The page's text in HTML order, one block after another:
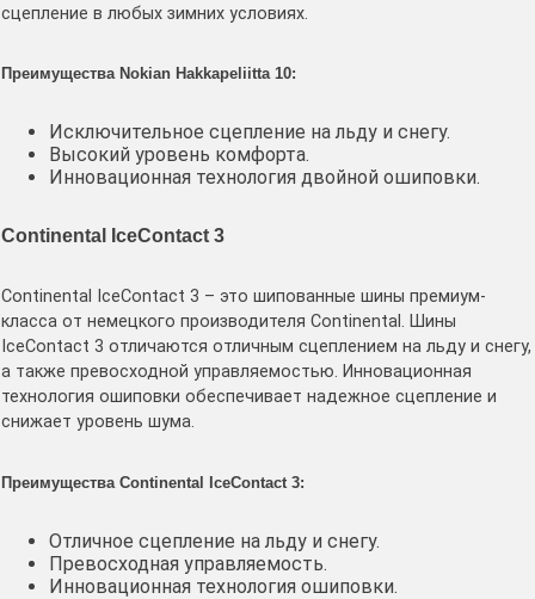
сцепление в любых зимних условиях.
Преимущества Nokian Hakkapeliitta 10:
Исключительное сцепление на льду и снегу.
Высокий уровень комфорта.
Инновационная технология двойной ошиповки.
Continental IceContact 3
Continental IceContact 3 – это шипованные шины премиум-
класса от немецкого производителя Continental. Шины
IceContact 3 отличаются отличным сцеплением на льду и снегу,
а также превосходной управляемостью. Инновационная
технология ошиповки обеспечивает надежное сцепление и
снижает уровень шума.
Преимущества Continental IceContact 3:
Отличное сцепление на льду и снегу.
Превосходная управляемость.
Инновационная технология ошиповки.